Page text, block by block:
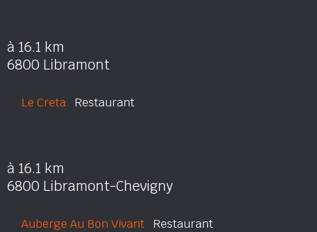
à 16.1 km
6800 Libramont
Le Creta Restaurant
à 16.1 km
6800 Libramont-Chevigny
Auberge Au Bon Vivant Restaurant